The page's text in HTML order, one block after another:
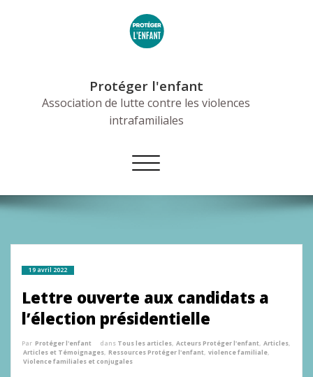
Protéger l'enfant
Association de lutte contre les violences
intrafamiliales
Afficher/masquer
la
19 avril 2022
Lettre ouverte aux candidats a
l’élection présidentielle
Par Protéger l'enfant dans Tous les articles, Acteurs Protéger l'enfant, Articles,
Articles et Témoignages, Ressources Protéger l'enfant, violence familiale,
Violence familiales et conjugales